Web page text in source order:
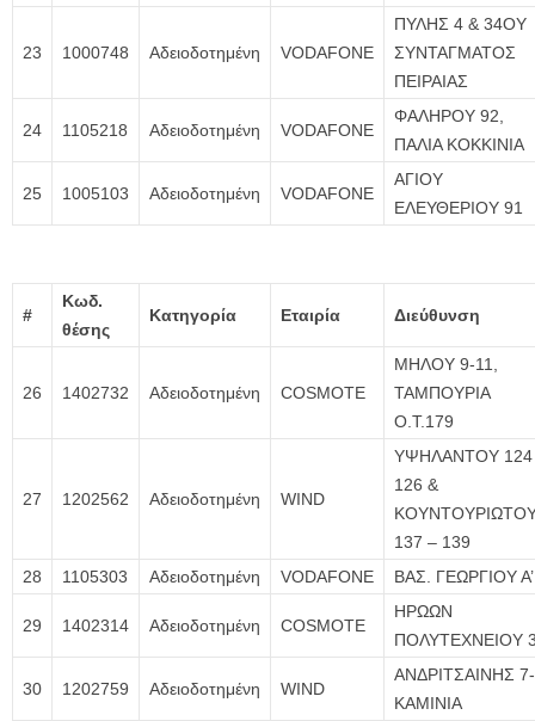
23 1000748 Αδειοδοτημένη VODAFONE
ΠΥΛΗΣ 4 & 34ΟΥ
ΣΥΝΤΑΓΜΑΤΟΣ
ΠΕΙΡΑΙΑΣ
24 1105218 Αδειοδοτημένη VODAFONE
ΦΑΛΗΡΟΥ 92,
ΠΑΛΙΑ ΚΟΚΚΙΝΙΑ
25 1005103 Αδειοδοτημένη VODAFONE
ΑΓΙΟΥ
ΕΛΕΥΘΕΡΙΟΥ 91
#
Κωδ.
θέσης
Κατηγορία Εταιρία Διεύθυνση
26 1402732 Αδειοδοτημένη COSMOTE
ΜΗΛΟΥ 9-11,
ΤΑΜΠΟΥΡΙΑ
Ο.Τ.179
27 1202562 Αδειοδοτημένη WIND
ΥΨΗΛΑΝΤΟΥ 124
126 &
137 – 139
28
1105303 Αδειοδοτημένη VODAFONE ΒΑΣ. ΓΕΩΡΓΙΟΥ
29 1402314 Αδειοδοτημένη COSMOTE
ΗΡΩΩΝ
ΠΟΛΥΤΕΧΝΕΙΟΥ
30 1202759 Αδειοδοτημένη WIND
ΑΝΔΡΙΤΣΑΙΝΗΣ 7-
ΚΑΜΙΝΙΑ